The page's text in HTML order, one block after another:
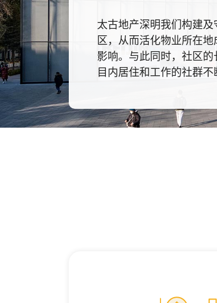
太古地产深明我们构建
区，从而活化物业所在
影响。与此同时，社区
目内居住和工作的社群